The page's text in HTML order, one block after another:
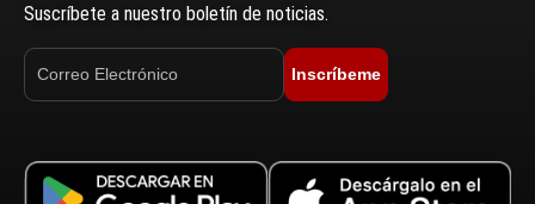
Suscríbete a nuestro boletín de noticias.
Inscríbeme